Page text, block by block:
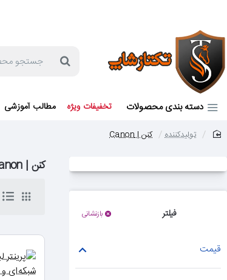
جستجو
دسته بندی محصولات تخفیفات ویژه مطالب آموزشی
تولیدکننده کنن | Canon
فیلتر بازنشانی
قیمت
کنن | Canon